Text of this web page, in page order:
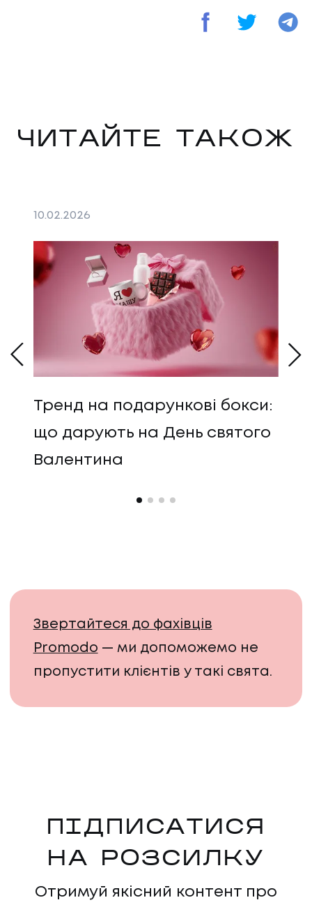
ЧИТАЙТЕ ТАКОЖ
10.02.2026
Тренд на подарункові бокси:
що дарують на День святого
Валентина
Звертайтеся до фахівців
Promodo — ми допоможемо не
пропустити клієнтів у такі свята.
ПІДПИСАТИСЯ
НА РОЗСИЛКУ
Отримуй якісний контент про
НАПИСАТИ НАМ